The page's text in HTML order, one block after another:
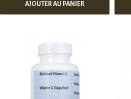
AJOUTER AU PANIER